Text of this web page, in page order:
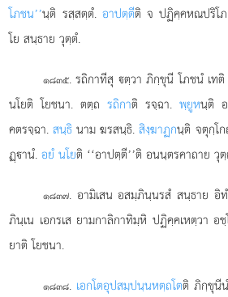
โภชน’’นฺติ รสฺสตฺตํ. อาปตฺตีติ จ ปฏิคฺคหณปริโภ
โย สนฺธาย วุตฺตํ.
๑๘๓๕. รถิกาทีสุ ตฺวา ภิกฺขุนี โภชนํ เท
นโยติ โยชนา. ตตฺถรถิกาติ รจฺฉา. พฺยูหนฺติ
คตรจฺฉา.สนฺธิ นาม ฆรสนฺธิ.สิงฺฆาฏกนฺติ จตุกฺโ
ฏฺานํ.อยํ นโยติ ‘‘อาปตฺตี’’ติ อนนฺตรคาถาย วุ
๑๘๓๗. อามิเสนอสมฺภินฺนรสํ สนฺธาย อิ
ภินฺเน เอกรเส ยามกาลิกาทิมฺหิ ปฏิคฺคเหตฺวา อ
ยาติ โยชนา.
๑๘๓๘. เอกโตอุปสมฺปนฺนหตฺถโตติ ภิกฺขุนี